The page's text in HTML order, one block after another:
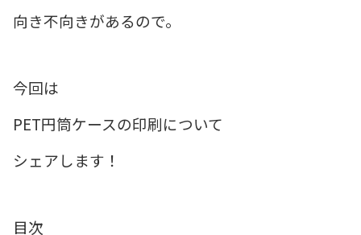
向き不向きがあるので。
今回は
PET円筒ケースの印刷について
シェアします！
目次